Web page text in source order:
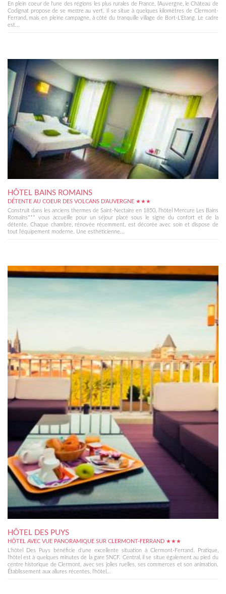
En plein coeur de l'une des régions les plus rurales de France, l'Auvergne, le Château de
Codignat propose de se mettre au vert. Il se situe à quelques kilomètres de Clermont-
Ferrand, mais en pleine campagne, à côté du tranquille village de Bort-L'Etang. Le cadre
est...
HÔTEL BAINS ROMAINS
DÉTENTE AU COEUR DES VOLCANS D'AUVERGNE ★★★
Construit dans les anciens thermes de Saint-Nectaire en 1850, l'hôtel Mercure Les Bains
Romains*** vous accueille pour un séjour placé sous le signe du confort et de la
détente. Chaque chambre, rénovée récemment, est décorée avec soin et dispose de
tout l'équipement moderne. Une esthéticienne...
HÔTEL DES PUYS
HÔTEL AVEC VUE PANORAMIQUE SUR CLERMONT-FERRAND ★★★
L'hôtel Des Puys bénéficie d'une excellente situation à Clermont-Ferrand. Pratique,
l'hôtel est à quelques minutes de la gare SNCF. Central, il se situe également au pied du
centre historique de Clermont, avec ses jolies ruelles, ses commerces et son animation.
Établissement aux allures récentes, l'hôtel...